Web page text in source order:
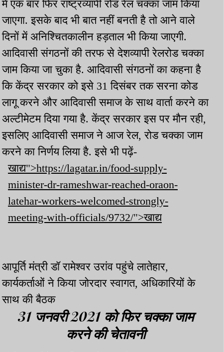
में एक बार फिर राष्ट्रव्यापी रोड रेल चक्का जाम किया
जाएगा. इसके बाद भी बात नहीं बनती है तो आने वाले
दिनों में अनिश्चितकालीन हड़ताल भी किया जाएगी.
आदिवासी संगठनों की तरफ से देशव्यापी रेलरोड चक्का
जाम किया जा चुका है. आदिवासी संगठनों का कहना है
कि केंद्र सरकार को इसे 31 दिसंबर तक सरना कोड
लागू करने और आदिवासी समाज के साथ वार्ता करने का
अल्टीमेटम दिया गया है. केंद्र सरकार इस पर मौन रही,
इसलिए आदिवासी समाज ने आज रेल, रोड चक्का जाम
करने का निर्णय लिया है. इसे भी पढ़ें-
खाद्य">https://lagatar.in/food-supply-
minister-dr-rameshwar-reached-oraon-
latehar-workers-welcomed-strongly-
meeting-with-officials/9732/">खाद्य
आपूर्ति मंत्री डॉ रामेश्वर उरांव पहुंचे लातेहार,
कार्यकर्ताओं ने किया जोरदार स्वागत, अधिकारियों के
साथ की बैठक
31 जनवरी 2021 को फिर चक्का जाम
करने की चेतावनी